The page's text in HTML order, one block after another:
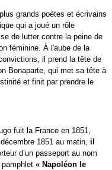
grands poètes et écrivains
qui a joué un rôle
de lutter contre la peine de
féminine. À l'aube de la
il prend la tête de
Bonaparte, qui met sa tête à
et finit par prendre le
fuit la France en 1851,
1851 au matin, il
d’un passeport au nom
pamphlet « Napoléon le